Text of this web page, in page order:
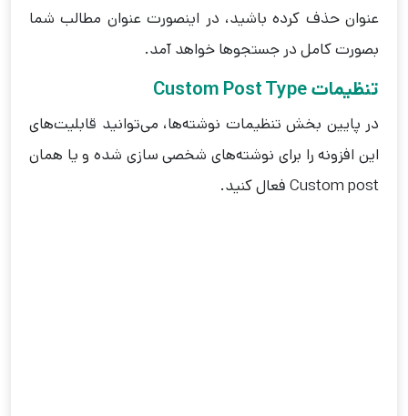
عنوان حذف کرده باشید، در اینصورت عنوان مطالب شما
بصورت کامل در جستجوها خواهد آمد.
تنظیمات Custom Post Type
در پایین بخش تنظیمات نوشته‌ها، می‌توانید قابلیت‌های
این افزونه را برای نوشته‌های شخصی سازی شده و یا همان
Custom post فعال کنید.